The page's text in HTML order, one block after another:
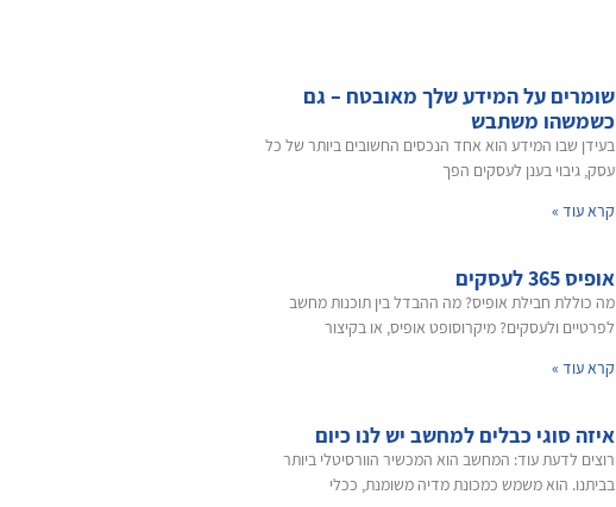
שומרים על המידע שלך מאובטח – גם
כשמשהו משתבש
בעידן שבו המידע הוא אחד הנכסים החשובים ביותר של כל
עסק, גיבוי בענן לעסקים הפך
קרא עוד »
אופיס 365 לעסקים
מה כוללת חבילת אופיס? מה ההבדל בין תוכנות מחשב
לפרטיים ולעסקים? מיקרוסופט אופיס, או בקיצור
קרא עוד »
איזה סוגי כבלים למחשב יש לנו כיום
רוצים לדעת עוד: המחשב הוא המכשיר הוורסיטלי ביותר
בביתנו. הוא משמש כמכונת מדיה משומנת, ככלי